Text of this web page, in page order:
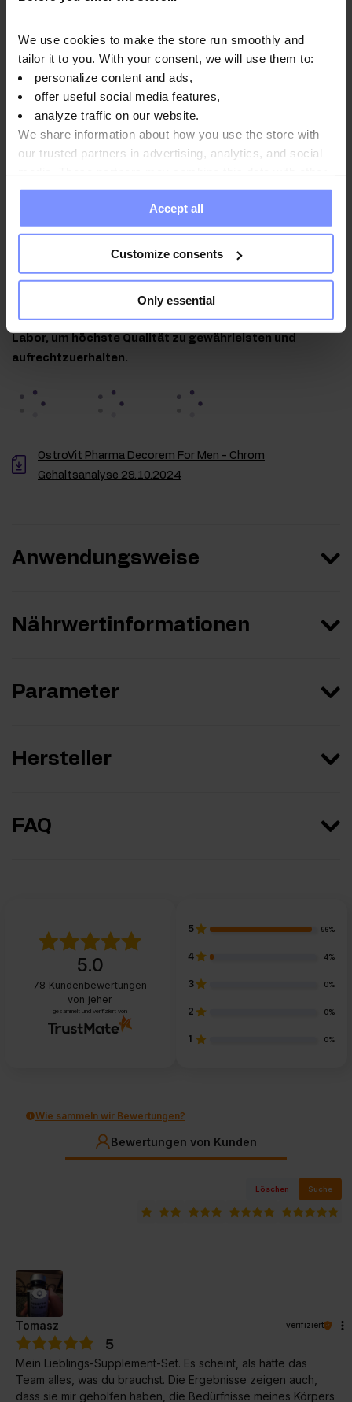
We use cookies to make the store run smoothly and
tailor it to you. With your consent, we will use them to:
personalize content and ads,
offer useful social media features,
analyze traffic on our website.
We share information about how you use the store with
our trusted partners in advertising, analytics, and social
information you have provided to them or that they have
collected when you use their services. Do you agree?
Accept all
Customize consents
Only essential
Spermatogenese beiträgt.Vitamin A trägt zur
Aufrechterhaltung eines normalen Eisenstoffwechsels bei,
während
zu einer normalen Blutgerinnung beiträgt.
Qualität laborbestätigt
Im Interesse der Gesundheit unserer Kunden unterliegen
die von uns hergestellten Produkte regelmäßigen
Untersuchungen in einem unabhängigen akkreditierten
Labor, um höchste Qualität zu gewährleisten und
aufrechtzuerhalten.
OstroVit Pharma Decorem For Men - Chrom
Gehaltsanalyse 29.10.2024
Anwendungsweise
Nährwertinformationen
Parameter
Hersteller
FAQ
5.0
78 Kundenbewertungen
von jeher
gesammelt und verifiziert von
5 96%
4 4%
3 0%
2 0%
1 0%
Wie sammeln wir Bewertungen?
Bewertungen von Kunden
Löschen Suche
Tomasz verifiziert
5
Mein Lieblings-Supplement-Set. Es scheint, als hätte das
Team alles, was du brauchst. Die Ergebnisse zeigen auch,
dass sie mir geholfen haben, die Bedürfnisse meines Körpers